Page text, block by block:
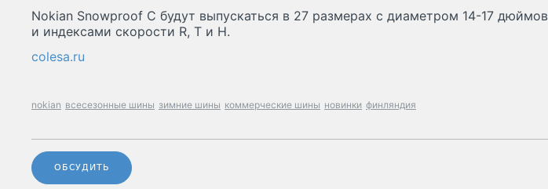
Nokian Snowproof C будут выпускаться в 27 размерах с диаметром 14-17 дюймов
и индексами скорости R, T и H.
colesa.ru
nokian всесезонные шины зимние шины коммерческие шины новинки финляндия
ОБСУДИТЬ